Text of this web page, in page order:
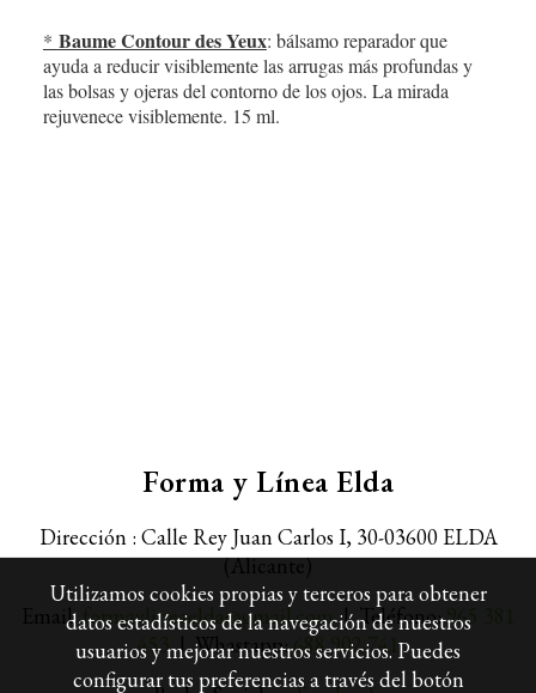
* Baume Contour des Yeux: bálsamo reparador que
ayuda a reducir visiblemente las arrugas más profundas y
las bolsas y ojeras del contorno de los ojos. La mirada
rejuvenece visiblemente. 15 ml.
Forma y Línea Elda
Dirección : Calle Rey Juan Carlos I, 30-03600 ELDA
(Alicante)
Email:formaylineaelda@gmail.com| Teléfono:965 381
453| Whastapp:688 902 741
Utilizamos cookies propias y terceros para obtener
datos estadísticos de la navegación de nuestros
usuarios y mejorar nuestros servicios. Puedes
configurar tus preferencias a través del botón